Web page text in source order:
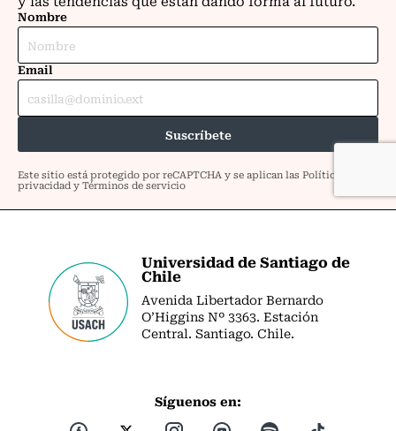
Universidad de Santiago de
Chile
Avenida Libertador Bernardo
O’Higgins Nº 3363. Estación
Central. Santiago. Chile.
Síguenos en: